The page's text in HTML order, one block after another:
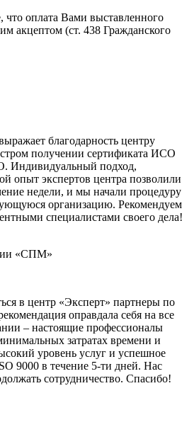
оплата Вами выставленного
акцептом (ст. 438 Гражданского
благодарность центру
получении сертификата ИСО
Индивидуальный подход,
опыт экспертов центра позволили
недели, и мы начали процедуру
организацию. Рекомендуем
специалистами своего дела!
«СПМ»
в центр «Эксперт» партнеры по
оправдала себя на все
– настоящие профессионалы
затратах времени и
уровень услуг и успешное
9000 в течение 5-ти дней. Нас
сотрудничество. Спасибо!